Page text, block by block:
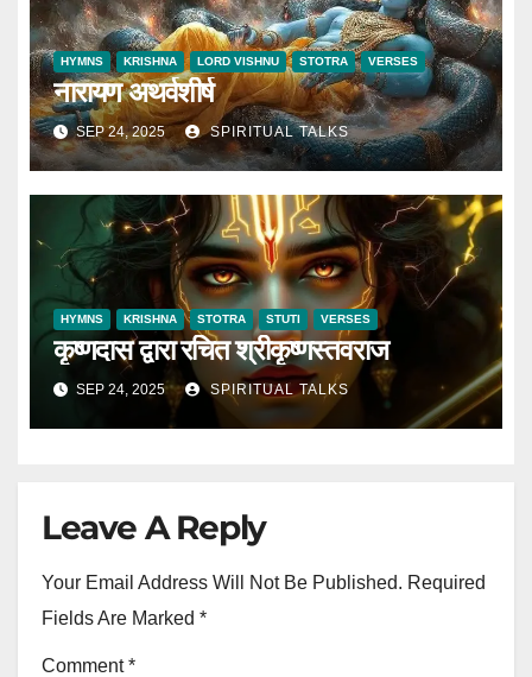
HYMNS KRISHNA LORD VISHNU STOTRA VERSES
नारायण अथर्वशीर्ष
SEP 24, 2025 SPIRITUAL TALKS
HYMNS KRISHNA STOTRA STUTI VERSES
कृष्णदास द्वारा रचित श्रीकृष्णस्तवराज
SEP 24, 2025 SPIRITUAL TALKS
Leave A Reply
Your Email Address Will Not Be Published. Required
Fields Are Marked *
Comment*